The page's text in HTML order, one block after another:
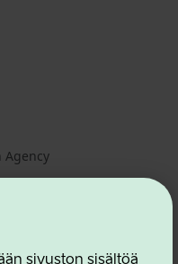
sivuston sisältöä
Agency